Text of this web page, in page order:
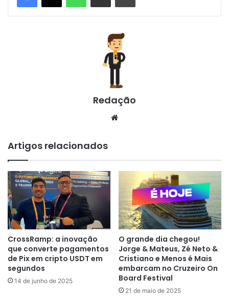
Redação
Artigos relacionados
CrossRamp: a inovação
que converte pagamentos
de Pix em cripto USDT em
segundos
14 de junho de 2025
O grande dia chegou!
Jorge & Mateus, Zé Neto &
Cristiano e Menos é Mais
embarcam no Cruzeiro On
Board Festival
21 de maio de 2025